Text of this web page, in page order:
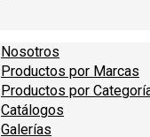
Nosotros
Productos por Marcas
Productos por
Catálogos
Galerías